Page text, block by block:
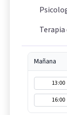
Terapia
Mañana
13:00
16:00